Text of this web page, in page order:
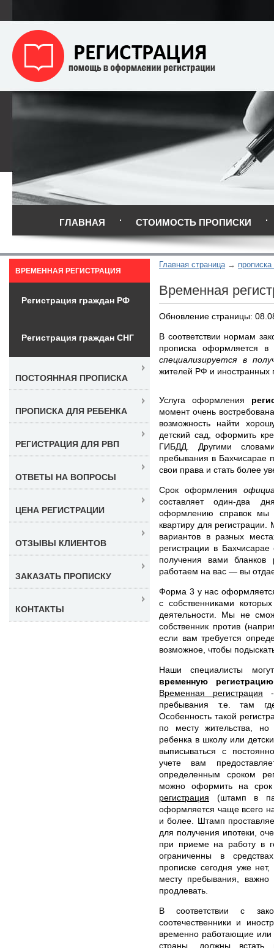
ГЛАВНАЯ СТОИМОСТЬ ПРОПИСКИ
Главная страница
Временная
Обновление страницы:
В соответствии нормам
прописка оформляется в
специализируется в
жителей РФ и иностранных
Услуга оформления
момент очень
возможность найти
детский сад, оформить
ГИБДД. Другими
пребывания в Бахчисарае
свои права и стать более
Срок оформления
составляет один-два
оформлению справок
квартиру для
вариантов в разных
регистрации в
получения вами бланков
работаем на вас — вы
Форма 3 у нас
с собственниками
деятельности. Мы не
собственник против
если вам требуется
возможное, чтобы
Наши специалисты
временную
Временная регистрация -
пребывания т.е. там
Особенность такой
по месту жительства,
ребенка в школу или
выписываться с
учете вам
определенным сроком
можно оформить на
регистрация (штамп в
оформляется чаще всего
и более. Штамп
для получения ипотеки,
при приеме на работу в
ограниченны в
прописке сегодня уже
месту пребывания, важно
продлевать.
В соответствии с
соотечественники и
временно работающие
страны, должны встать
ВРЕМЕННАЯ РЕГИСТРАЦИЯ
Регистрация граждан РФ
Регистрация граждан СНГ
ПОСТОЯННАЯ ПРОПИСКА
ПРОПИСКА ДЛЯ РЕБЕНКА
РЕГИСТРАЦИЯ ДЛЯ РВП
ОТВЕТЫ НА ВОПРОСЫ
ЦЕНА РЕГИСТРАЦИИ
ОТЗЫВЫ КЛИЕНТОВ
ЗАКАЗАТЬ ПРОПИСКУ
КОНТАКТЫ